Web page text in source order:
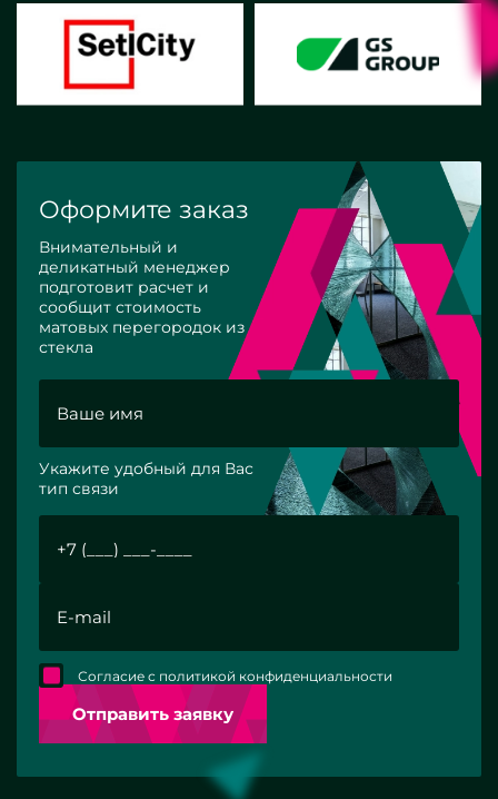
Оформите заказ
Внимательный и
деликатный менеджер
подготовит расчет и
сообщит стоимость
матовых перегородок из
стекла
Укажите удобный для Вас
тип связи
Отправить заявку
Согласие с политикой конфиденциальности